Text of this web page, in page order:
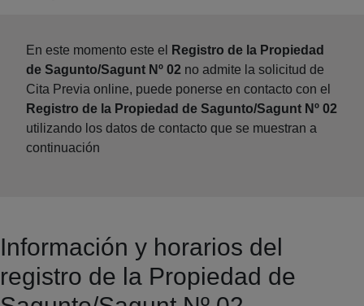
En este momento este el
Registro de la Propiedad
de Sagunto/Sagunt Nº 02 no admite la solicitud de
Cita Previa online, puede ponerse en contacto con el
Registro de la Propiedad de Sagunto/Sagunt Nº 02
utilizando los datos de contacto que se muestran a
continuación
Información y horarios del
registro de la Propiedad de